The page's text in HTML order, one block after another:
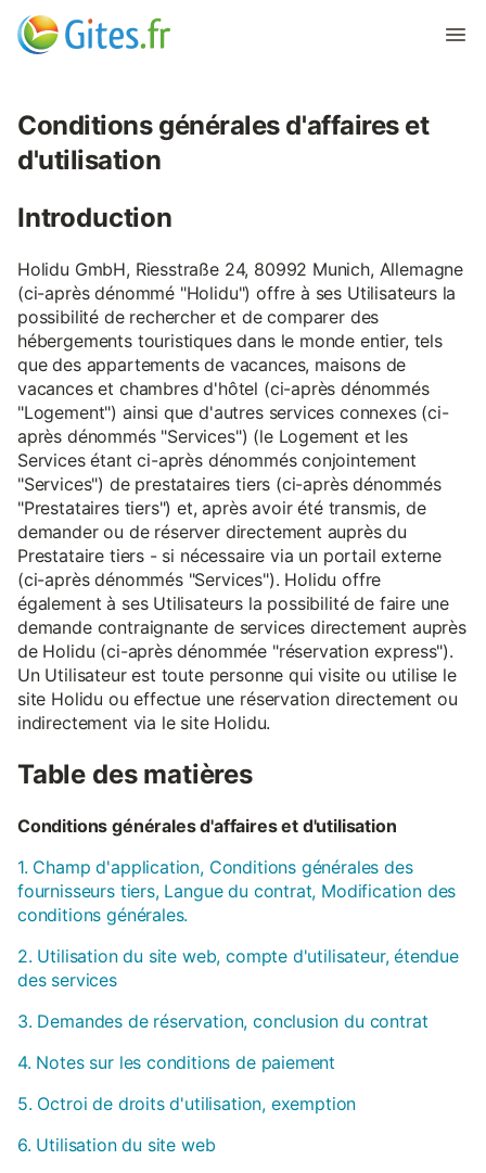
Conditions générales d'affaires et
d'utilisation
Introduction
Holidu GmbH, Riesstraße 24, 80992 Munich, Allemagne
(ci-après dénommé "Holidu") offre à ses Utilisateurs la
possibilité de rechercher et de comparer des
hébergements touristiques dans le monde entier, tels
que des appartements de vacances, maisons de
vacances et chambres d'hôtel (ci-après dénommés
"Logement") ainsi que d'autres services connexes (ci-
après dénommés "Services") (le Logement et les
Services étant ci-après dénommés conjointement
"Services") de prestataires tiers (ci-après dénommés
"Prestataires tiers") et, après avoir été transmis, de
demander ou de réserver directement auprès du
Prestataire tiers - si nécessaire via un portail externe
(ci-après dénommés "Services"). Holidu offre
également à ses Utilisateurs la possibilité de faire une
demande contraignante de services directement auprès
de Holidu (ci-après dénommée "réservation express").
Un Utilisateur est toute personne qui visite ou utilise le
site Holidu ou effectue une réservation directement ou
indirectement via le site Holidu.
Table des matières
Conditions générales d'affaires et d'utilisation
1. Champ d'application, Conditions générales des
fournisseurs tiers, Langue du contrat, Modification des
conditions générales.
2. Utilisation du site web, compte d'utilisateur, étendue
des services
3. Demandes de réservation, conclusion du contrat
4. Notes sur les conditions de paiement
5. Octroi de droits d'utilisation, exemption
6. Utilisation du site web